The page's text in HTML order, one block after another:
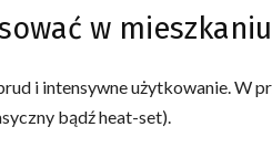
w mieszkaniu
i intensywne użytkowanie. W
bądź heat-set).